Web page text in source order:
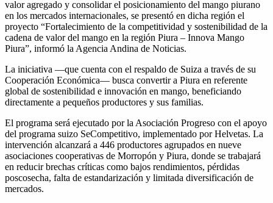
valor agregado y consolidar el posicionamiento del mango piurano
en los mercados internacionales, se presentó en dicha región el
proyecto “Fortalecimiento de la competitividad y sostenibilidad de la
cadena de valor del mango en la región Piura – Innova Mango
Piura”, informó la Agencia Andina de Noticias.
La iniciativa —que cuenta con el respaldo de Suiza a través de su
Cooperación Económica— busca convertir a Piura en referente
global de sostenibilidad e innovación en mango, beneficiando
directamente a pequeños productores y sus familias.
El programa será ejecutado por la Asociación Progreso con el apoyo
del programa suizo SeCompetitivo, implementado por Helvetas. La
intervención alcanzará a 446 productores agrupados en nueve
asociaciones cooperativas de Morropón y Piura, donde se trabajará
en reducir brechas críticas como bajos rendimientos, pérdidas
poscosecha, falta de estandarización y limitada diversificación de
mercados.